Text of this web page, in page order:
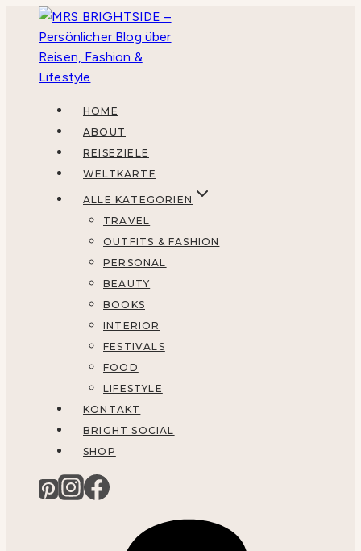
springen
HOME
ABOUT
REISEZIELE
WELTKARTE
ALLE KATEGORIEN
TRAVEL
OUTFITS & FASHION
PERSONAL
BEAUTY
BOOKS
INTERIOR
FESTIVALS
FOOD
LIFESTYLE
KONTAKT
BRIGHT SOCIAL
SHOP